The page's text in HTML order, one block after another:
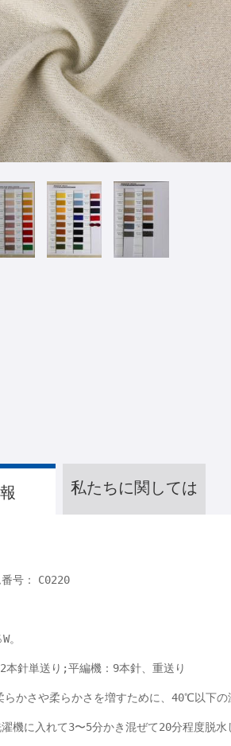
私たちに関しては
号： C0220
。
本針単送り;平編機：9本針、重送り
らかさや柔らかさを増すために、40℃以下
機に入れて3〜5分かき混ぜて20分程度脱